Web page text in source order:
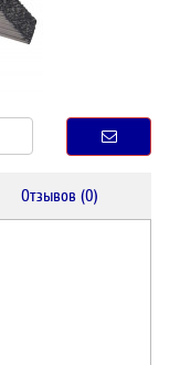
Отзывов (0)